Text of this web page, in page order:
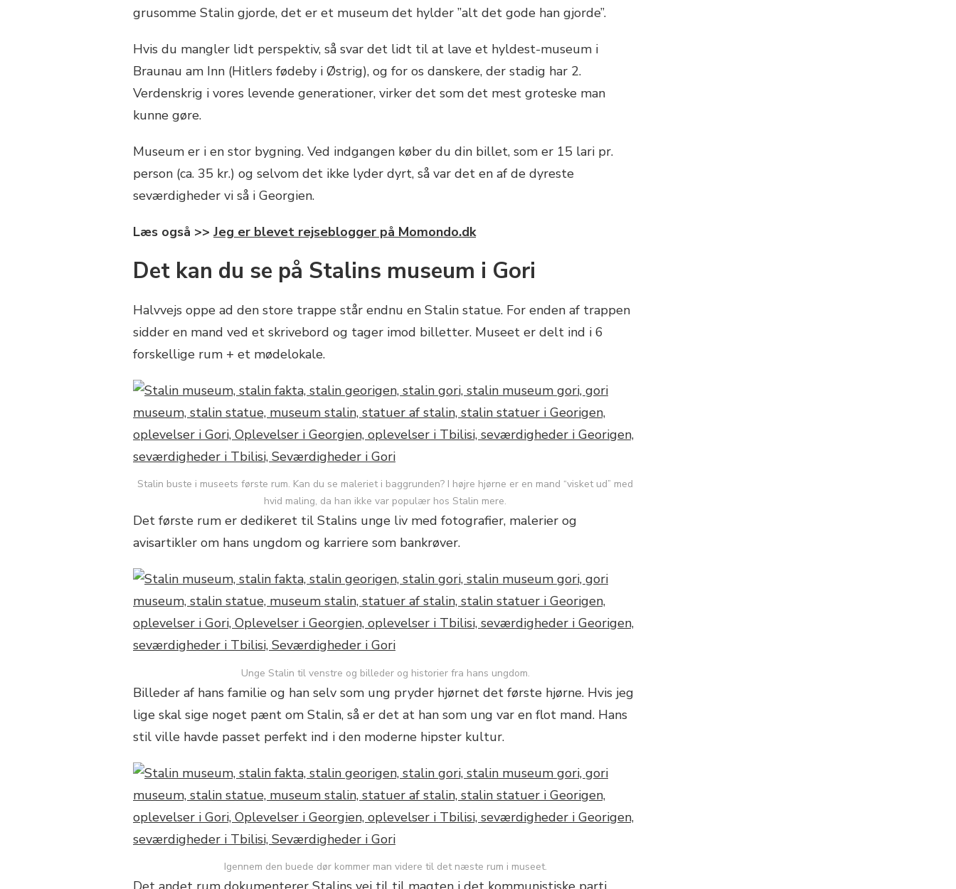
grusomme Stalin gjorde, det er et museum det hylder ”alt det gode han gjorde”.
Hvis du mangler lidt perspektiv, så svar det lidt til at lave et hyldest-museum i
Braunau am Inn (Hitlers fødeby i Østrig), og for os danskere, der stadig har 2.
Verdenskrig i vores levende generationer, virker det som det mest groteske man
kunne gøre.
Museum er i en stor bygning. Ved indgangen køber du din billet, som er 15 lari pr.
person (ca. 35 kr.) og selvom det ikke lyder dyrt, så var det en af de dyreste
seværdigheder vi så i Georgien.
Læs også >> Jeg er blevet rejseblogger på Momondo.dk
Det kan du se på Stalins museum i Gori
Halvvejs oppe ad den store trappe står endnu en Stalin statue. For enden af trappen
sidder en mand ved et skrivebord og tager imod billetter. Museet er delt ind i 6
forskellige rum + et mødelokale.
Stalin buste i museets første rum. Kan du se maleriet i baggrunden? I højre hjørne er en mand “visket ud” med
hvid maling, da han ikke var populær hos Stalin mere.
Det første rum er dedikeret til Stalins unge liv med fotografier, malerier og
avisartikler om hans ungdom og karriere som bankrøver.
Unge Stalin til venstre og billeder og historier fra hans ungdom.
Billeder af hans familie og han selv som ung pryder hjørnet det første hjørne. Hvis jeg
lige skal sige noget pænt om Stalin, så er det at han som ung var en flot mand. Hans
stil ville havde passet perfekt ind i den moderne hipster kultur.
Igennem den buede dør kommer man videre til det næste rum i museet.